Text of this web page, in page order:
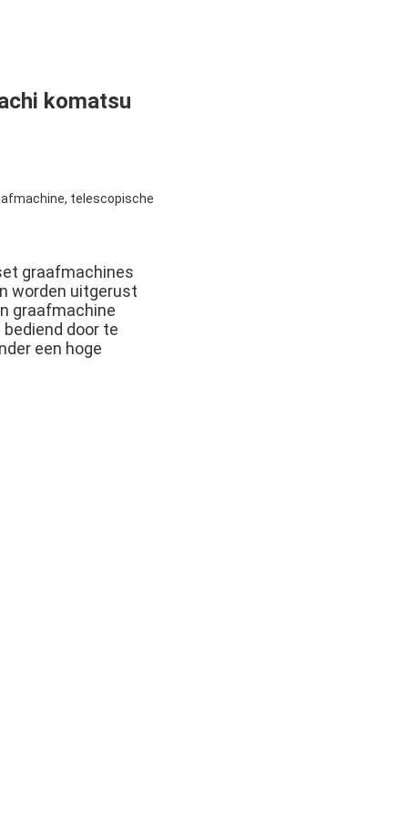
komatsu
telescopische
graafmachines
worden uitgerust
graafmachine
door te
een hoge